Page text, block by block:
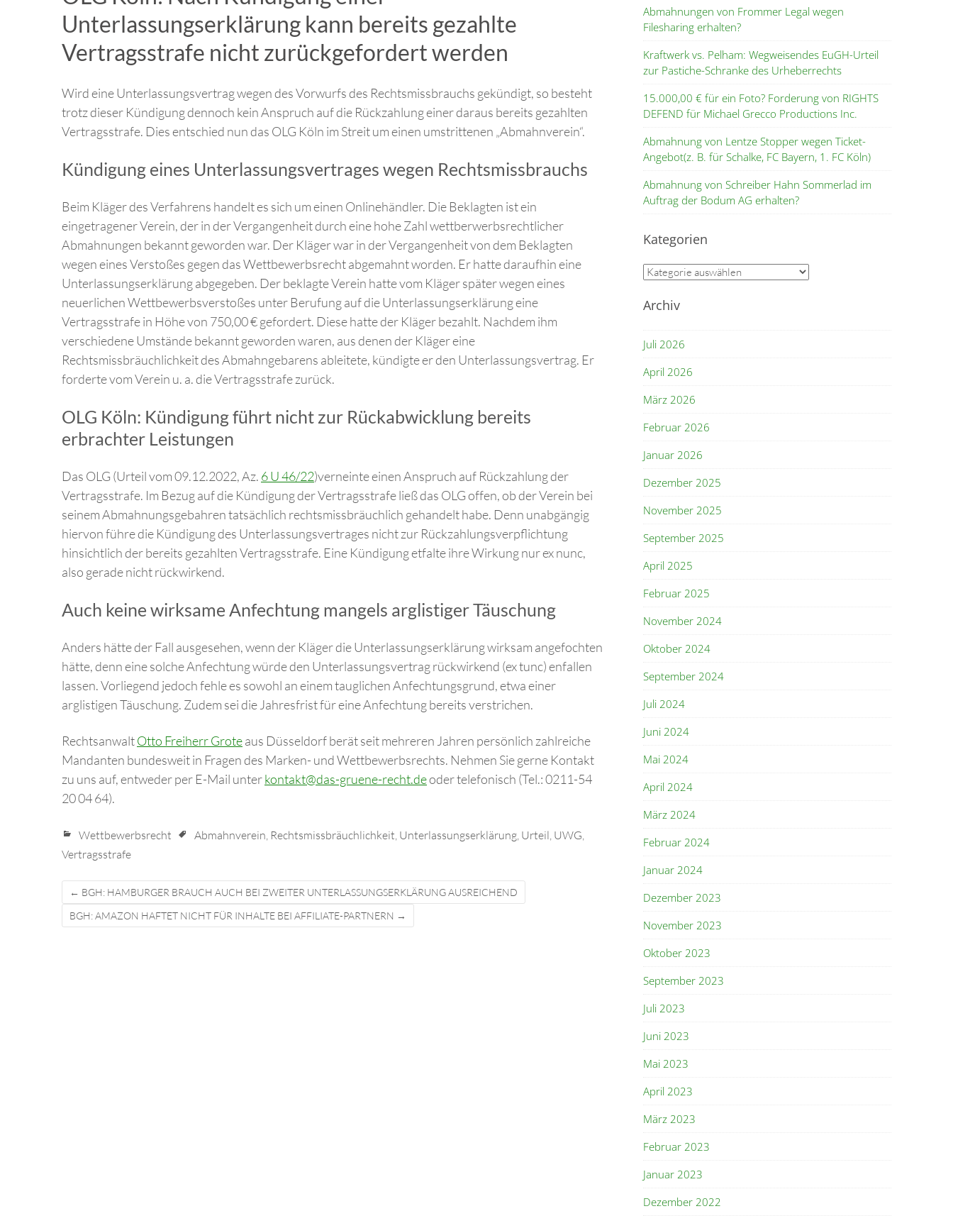
Unterlassungserklärung kann bereits gezahlte
Vertragsstrafe nicht zurückgefordert werden
Wird eine Unterlassungsvertrag wegen des Vorwurfs des Rechtsmissbrauchs gekündigt, so besteht
trotz dieser Kündigung dennoch kein Anspruch auf die Rückzahlung einer daraus bereits gezahlten
Vertragsstrafe. Dies entschied nun das OLG Köln im Streit um einen umstrittenen „Abmahnverein“.
Kündigung eines Unterlassungsvertrages wegen Rechtsmissbrauchs
Beim Kläger des Verfahrens handelt es sich um einen Onlinehändler. Die Beklagten ist ein
eingetragener Verein, der in der Vergangenheit durch eine hohe Zahl wettberwerbsrechtlicher
Abmahnungen bekannt geworden war. Der Kläger war in der Vergangenheit von dem Beklagten
wegen eines Verstoßes gegen das Wettbewerbsrecht abgemahnt worden. Er hatte daraufhin eine
Unterlassungserklärung abgegeben. Der beklagte Verein hatte vom Kläger später wegen eines
neuerlichen Wettbewerbsverstoßes unter Berufung auf die Unterlassungserklärung eine
Vertragsstrafe in Höhe von 750,00 € gefordert. Diese hatte der Kläger bezahlt. Nachdem ihm
verschiedene Umstände bekannt geworden waren, aus denen der Kläger eine
Rechtsmissbräuchlichkeit des Abmahngebarens ableitete, kündigte er den Unterlassungsvertrag. Er
forderte vom Verein u. a. die Vertragsstrafe zurück.
OLG Köln: Kündigung führt nicht zur Rückabwicklung bereits
erbrachter Leistungen
Das OLG (Urteil vom 09.12.2022, Az. 6 U 46/22)verneinte einen Anspruch auf Rückzahlung der
Vertragsstrafe. Im Bezug auf die Kündigung der Vertragsstrafe ließ das OLG offen, ob der Verein bei
seinem Abmahnungsgebahren tatsächlich rechtsmissbräuchlich gehandelt habe. Denn unabgängig
hiervon führe die Kündigung des Unterlassungsvertrages nicht zur Rückzahlungsverpflichtung
hinsichtlich der bereits gezahlten Vertragsstrafe. Eine Kündigung etfalte ihre Wirkung nur ex nunc,
also gerade nicht rückwirkend.
Auch keine wirksame Anfechtung mangels arglistiger Täuschung
Anders hätte der Fall ausgesehen, wenn der Kläger die Unterlassungserklärung wirksam angefochten
hätte, denn eine solche Anfechtung würde den Unterlassungsvertrag rückwirkend (ex tunc) enfallen
lassen. Vorliegend jedoch fehle es sowohl an einem tauglichen Anfechtungsgrund, etwa einer
arglistigen Täuschung. Zudem sei die Jahresfrist für eine Anfechtung bereits verstrichen.
RechtsanwaltOtto Freiherr Groteaus Düsseldorf berät seit mehreren Jahren persönlich zahlreiche
Mandanten bundesweit in Fragen des Marken- und Wettbewerbsrechts. Nehmen Sie gerne Kontakt
zu uns auf, entweder per E-Mail unterkontakt@das-gruene-recht.deoder telefonisch (Tel.: 0211-54
20 04 64).
Wettbewerbsrecht Abmahnverein Rechtsmissbräuchlichkeit Unterlassungserklärung Urteil UWG
Vertragsstrafe
Post
navigation
← BGH: HAMBURGER BRAUCH AUCH BEI ZWEITER UNTERLASSUNGSERKLÄRUNG AUSREICHEND
BGH: AMAZON HAFTET NICHT FÜR INHALTE BEI AFFILIATE-PARTNERN →
Abmahnungen von Frommer Legal wegen
Filesharing erhalten?
Kraftwerk vs. Pelham: Wegweisendes EuGH-Urteil
zur Pastiche-Schranke des Urheberrechts
15.000,00 € für ein Foto? Forderung von RIGHTS
DEFEND für Michael Grecco Productions Inc.
Abmahnung von Lentze Stopper wegen Ticket-
Angebot(z. B. für Schalke, FC Bayern, 1. FC Köln)
Abmahnung von Schreiber Hahn Sommerlad im
Auftrag der Bodum AG erhalten?
Kategorien
Kategorien
Archiv
Juli 2026
April 2026
März 2026
Februar 2026
Januar 2026
Dezember 2025
November 2025
September 2025
April 2025
Februar 2025
November 2024
Oktober 2024
September 2024
Juli 2024
Juni 2024
Mai 2024
April 2024
März 2024
Februar 2024
Januar 2024
Dezember 2023
November 2023
Oktober 2023
September 2023
Juli 2023
Juni 2023
Mai 2023
April 2023
März 2023
Februar 2023
Januar 2023
Dezember 2022